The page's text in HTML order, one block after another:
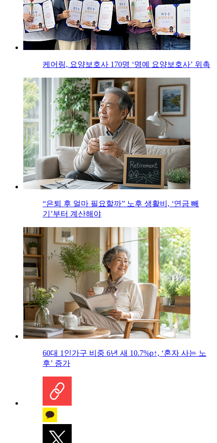
케어링, 요양보호사 170명 ‘명예 요양보호사’ 위촉
“은퇴 후 얼마 필요할까” 노후 생활비, ‘연금 빼
기’부터 계산해야
60대 1인가구 비중 6년 새 10.7%p↑, ‘혼자 사는 노
후’ 증가